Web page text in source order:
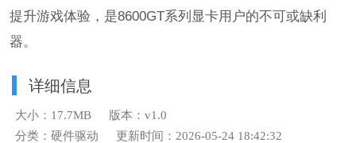
提升游戏体验，是8600GT系列显卡用户的不可或缺利
器。
详细信息
大小：17.7MB
版本：v1.0
分类：硬件驱动
更新时间：2026-05-24 18:42:32